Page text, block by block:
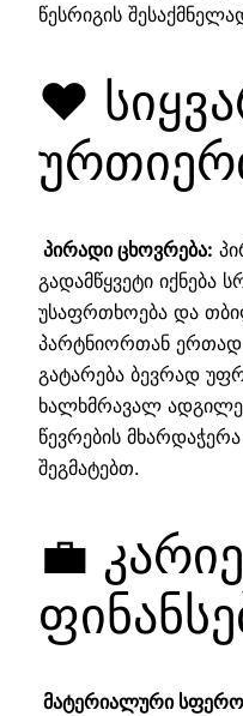
წესრიგის
❤️
პირადი ცხოვრება:
გადამწყვეტი იქნება
უსაფრთხოება და
პარტნიორთან
გატარება ბევრად
ხალხმრავალ
წევრების
შეგმატებთ.
💼
მატერიალური